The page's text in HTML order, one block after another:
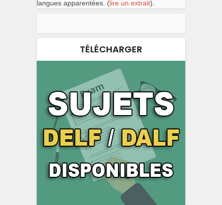
langues apparentées. (lire un extrait).
TÉLÉCHARGER